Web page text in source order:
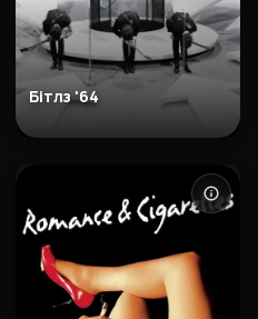
Бітлз '64